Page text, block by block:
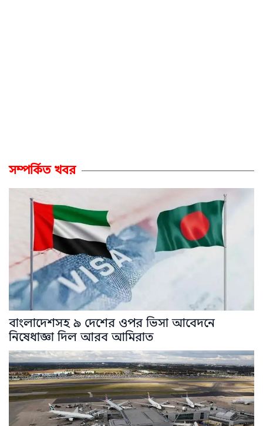
সম্পর্কিত খবর
বাংলাদেশসহ ৯ দেশের ওপর ভিসা আবেদনে
নিষেধাজ্ঞা দিল আরব আমিরাত